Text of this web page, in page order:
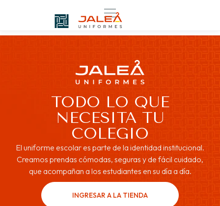
TODO LO QUE
NECESITA TU
COLEGIO
El uniforme escolar es parte de la identidad institucional.
Creamos prendas cómodas, seguras y de fácil cuidado,
que acompañan a los estudiantes en su día a día.
INGRESAR A LA TIENDA